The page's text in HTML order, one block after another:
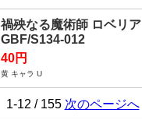
禍殃なる魔術師 ロベリア
GBF/S134-012
40円
黄 キャラ U
1-12 / 155 次のページへ